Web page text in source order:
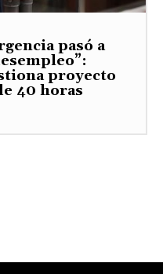
pasó a
proyecto
40 horas